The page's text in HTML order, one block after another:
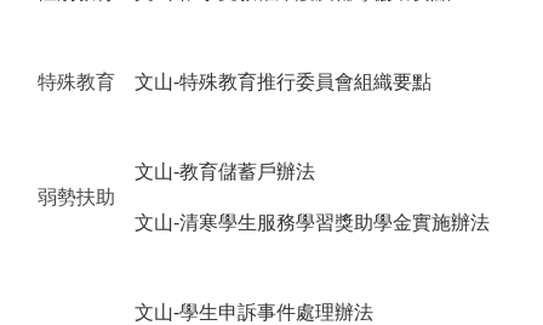
特殊教育 文山-特殊教育推行委員會組織要點
弱勢扶助
文山-教育儲蓄戶辦法
文山-清寒學生服務學習獎助學金實施辦法
文山-學生申訴事件處理辦法